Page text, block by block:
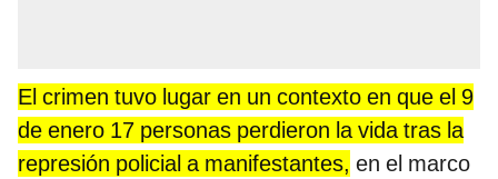
El crimen tuvo lugar en un contexto en que el 9
de enero 17 personas perdieron la vida tras la
represión policial a manifestantes, en el marco